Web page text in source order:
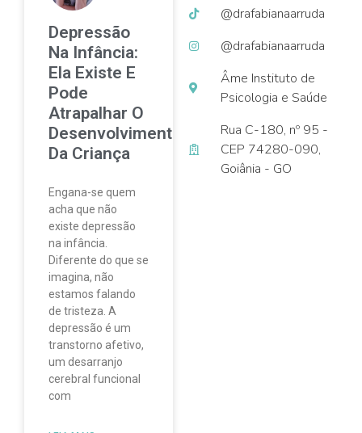
Depressão
Na Infância:
Ela Existe E
Pode
Atrapalhar O
Desenvolvimento
Da Criança
Engana-se quem
acha que não
existe depressão
na infância.
Diferente do que se
imagina, não
estamos falando
de tristeza. A
depressão é um
transtorno afetivo,
um desarranjo
cerebral funcional
com
@drafabianaarruda
@drafabianaarruda
Âme Instituto de
Psicologia e Saúde
Rua C-180, nº 95 -
CEP 74280-090,
Goiânia - GO